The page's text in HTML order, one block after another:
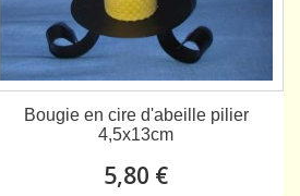
Bougie en cire d'abeille pilier
4,5x13cm
5,80 €